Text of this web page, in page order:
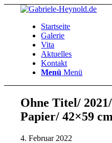
Startseite
Galerie
Vita
Aktuelles
Kontakt
Menü Menü
Ohne Titel/
Papier/ 42×59 cm
4. Februar 2022